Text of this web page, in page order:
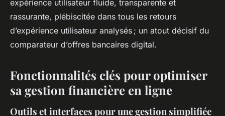
expérience utilisateur fluide, transparente et
rassurante, plébiscitée dans tous les retours
d’expérience utilisateur analysés ; un atout décisif du
comparateur d’offres bancaires digital.
Fonctionnalités clés pour optimiser
sa gestion financière en ligne
Outils et interfaces pour une gestion simplifiée